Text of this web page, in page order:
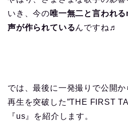
いき、今の唯一無二と言われ
声が作られているんですね♬
では、最後に一発撮りで公開
再生を突破した”THE FIRST
『us』を紹介します。